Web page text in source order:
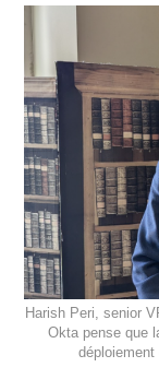
Harish Peri, senior
Okta pense que